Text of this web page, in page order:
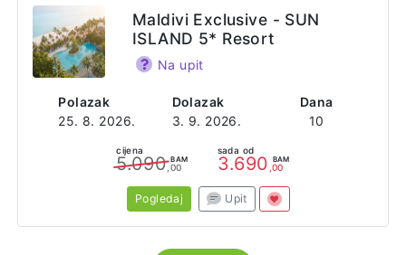
Polazak
25. 8. 2026.
Dolazak
3. 9. 2026.
Dana
10
Maldivi Exclusive - SUN
ISLAND 5* Resort
Na upit
cijena
5.090 BAM
,00
sada od
3.690 BAM
,00
Pogledaj Upit